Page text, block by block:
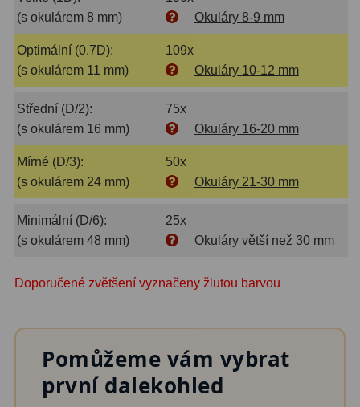
Pro pozorování přírody a
ornitologie18
Dárkové1
Binokulární dalekohledy
Lovecké a turistické
Sportovní54
Kapesní 14
Dálkoměry a Noční vidění 17
(s okulárem 8 mm)
Okuláry 8-9 mm
Optimální (0.7D):
109x
(s okulárem 11 mm)
Okuláry 10-12 mm
Střední (D/2):
75x
(s okulárem 16 mm)
Okuláry 16-20 mm
Mírné (D/3):
50x
(s okulárem 24 mm)
Okuláry 21-30 mm
Minimální (D/6):
25x
(s okulárem 48 mm)
Okuláry větší než 30 mm
Doporučené zvětšení vyznačeny žlutou barvou
Pomůžeme vám vybrat
první dalekohled